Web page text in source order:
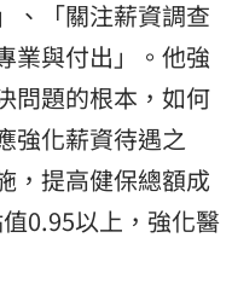
、「關注薪資調查
業與付出」。他強
問題的根本，如何
強化薪資待遇之
，提高健保總額成
0.95以上，強化醫